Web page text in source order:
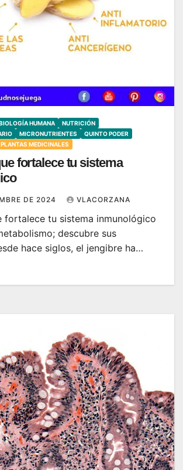
HUMANA
NUTRICIÓN
MICRONUTRIENTES
QUINTO PODER
PLANTAS MEDICINALES
fortalece tu sistema
DE 2024 VLACORZANA
fortalece tu sistema inmunológico
descubre sus
hace siglos, el jengibre ha…